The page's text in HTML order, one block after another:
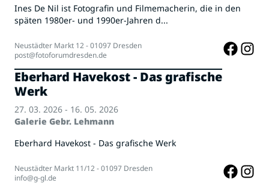
Ines De Nil ist Fotografin und Filmemacherin, die in den
späten 1980er- und 1990er-Jahren d...
Neustädter Markt 12 - 01097 Dresden
post@fotoforumdresden.de
Eberhard Havekost - Das grafische
Werk
27. 03. 2026 - 16. 05. 2026
Galerie Gebr. Lehmann
Eberhard Havekost - Das grafische Werk
Neustädter Markt 11/12 - 01097 Dresden
info@g-gl.de